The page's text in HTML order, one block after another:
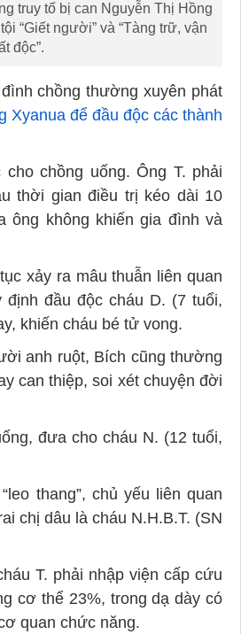
truy tố bị can Nguyễn Thị Hồng
“Giết người” và “Tàng trữ, vận
độc”.
chồng thường xuyên phát
Xyanua để đầu độc các thành
chồng uống. Ông T. phải
thời gian điều trị kéo dài 10
ông không khiến gia đình và
xảy ra mâu thuẫn liên quan
đầu độc cháu D. (7 tuổi,
khiến cháu bé tử vong.
anh ruột, Bích cũng thường
can thiệp, soi xét chuyện đời
đưa cho cháu N. (12 tuổi,
thang”, chủ yếu liên quan
chị dâu là cháu N.H.B.T. (SN
T. phải nhập viện cấp cứu
cơ thể 23%, trong dạ dày có
quan chức năng.